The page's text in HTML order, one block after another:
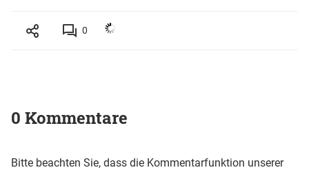
0
0 Kommentare
Bitte beachten Sie, dass die Kommentarfunktion unserer